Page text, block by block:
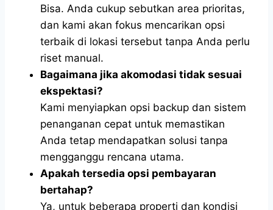
Bisa. Anda cukup sebutkan area prioritas,
dan kami akan fokus mencarikan opsi
terbaik di lokasi tersebut tanpa Anda perlu
riset manual.
Bagaimana jika akomodasi tidak sesuai
ekspektasi?
Kami menyiapkan opsi backup dan sistem
penanganan cepat untuk memastikan
Anda tetap mendapatkan solusi tanpa
mengganggu rencana utama.
Apakah tersedia opsi pembayaran
bertahap?
Ya, untuk beberapa properti dan kondisi